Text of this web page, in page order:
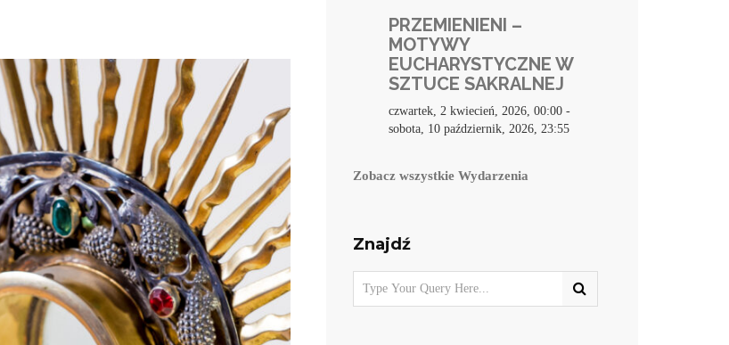
PRZEMIENIENI –
MOTYWY
EUCHARYSTYCZNE W
SZTUCE SAKRALNEJ
czwartek, 2 kwiecień, 2026, 00:00 -
sobota, 10 październik, 2026, 23:55
Zobacz wszystkie Wydarzenia
Znajdź